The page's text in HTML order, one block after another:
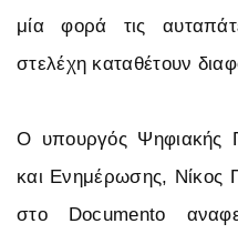
μία φορά τις
στελέχη καταθέτουν
Ο υπουργός Ψηφιακής
και Ενημέρωσης, Νίκος
στο Documento